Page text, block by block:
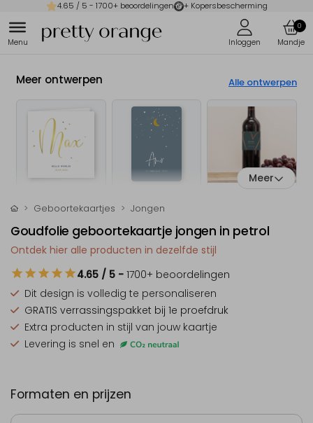
4.65 / 5 - 1700+ beoordelingen + Kopersbescherming
0
Meer ontwerpen Alle ontwerpen
Meer
Geboortekaartjes Jongen
Goudfolie geboortekaartje jongen in petrol
Ontdek hier alle producten in dezelfde stijl
4.65 / 5 - 1700+ beoordelingen
Dit design is volledig te personaliseren
GRATIS verrassingspakket bij 1e proefdruk
Extra producten in stijl van jouw kaartje
Levering is snel en
Formaten en prijzen